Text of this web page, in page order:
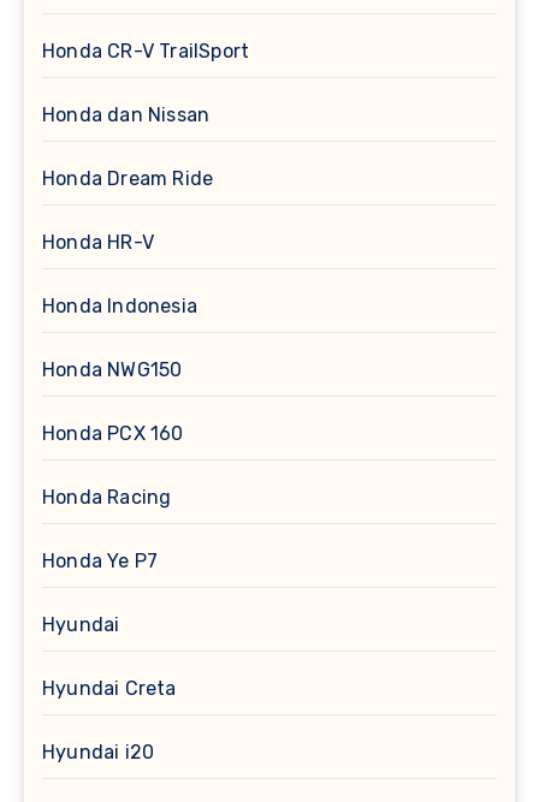
Honda CR-V TrailSport
Honda dan Nissan
Honda Dream Ride
Honda HR-V
Honda Indonesia
Honda NWG150
Honda PCX 160
Honda Racing
Honda Ye P7
Hyundai
Hyundai Creta
Hyundai i20